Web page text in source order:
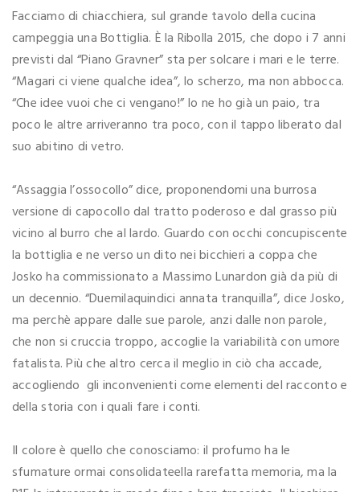
Facciamo di chiacchiera, sul grande tavolo della cucina
campeggia una Bottiglia. È la Ribolla 2015, che dopo i 7 anni
previsti dal “Piano Gravner” sta per solcare i mari e le terre.
“Magari ci viene qualche idea”, lo scherzo, ma non abbocca.
“Che idee vuoi che ci vengano!” Io ne ho già un paio, tra
poco le altre arriveranno tra poco, con il tappo liberato dal
suo abitino di vetro.
“Assaggia l’ossocollo” dice, proponendomi una burrosa
versione di capocollo dal tratto poderoso e dal grasso più
vicino al burro che al lardo. Guardo con occhi concupiscente
la bottiglia e ne verso un dito nei bicchieri a coppa che
Josko ha commissionato a Massimo Lunardon già da più di
un decennio. “Duemilaquindici annata tranquilla”, dice Josko,
ma perchè appare dalle sue parole, anzi dalle non parole,
che non si cruccia troppo, accoglie la variabilità con umore
fatalista. Più che altro cerca il meglio in ciò cha accade,
accogliendo gli inconvenienti come elementi del racconto e
della storia con i quali fare i conti.
Il colore è quello che conosciamo: il profumo ha le
sfumature ormai consolidateella rarefatta memoria, ma la